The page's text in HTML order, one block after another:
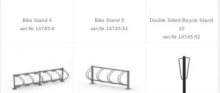
Bike Stand 4
кат.№ 14745-4
Bike Stand 5
кат.№ 14745-51
Double Sided Bicycle Stand
10
кат.№ 14745-52